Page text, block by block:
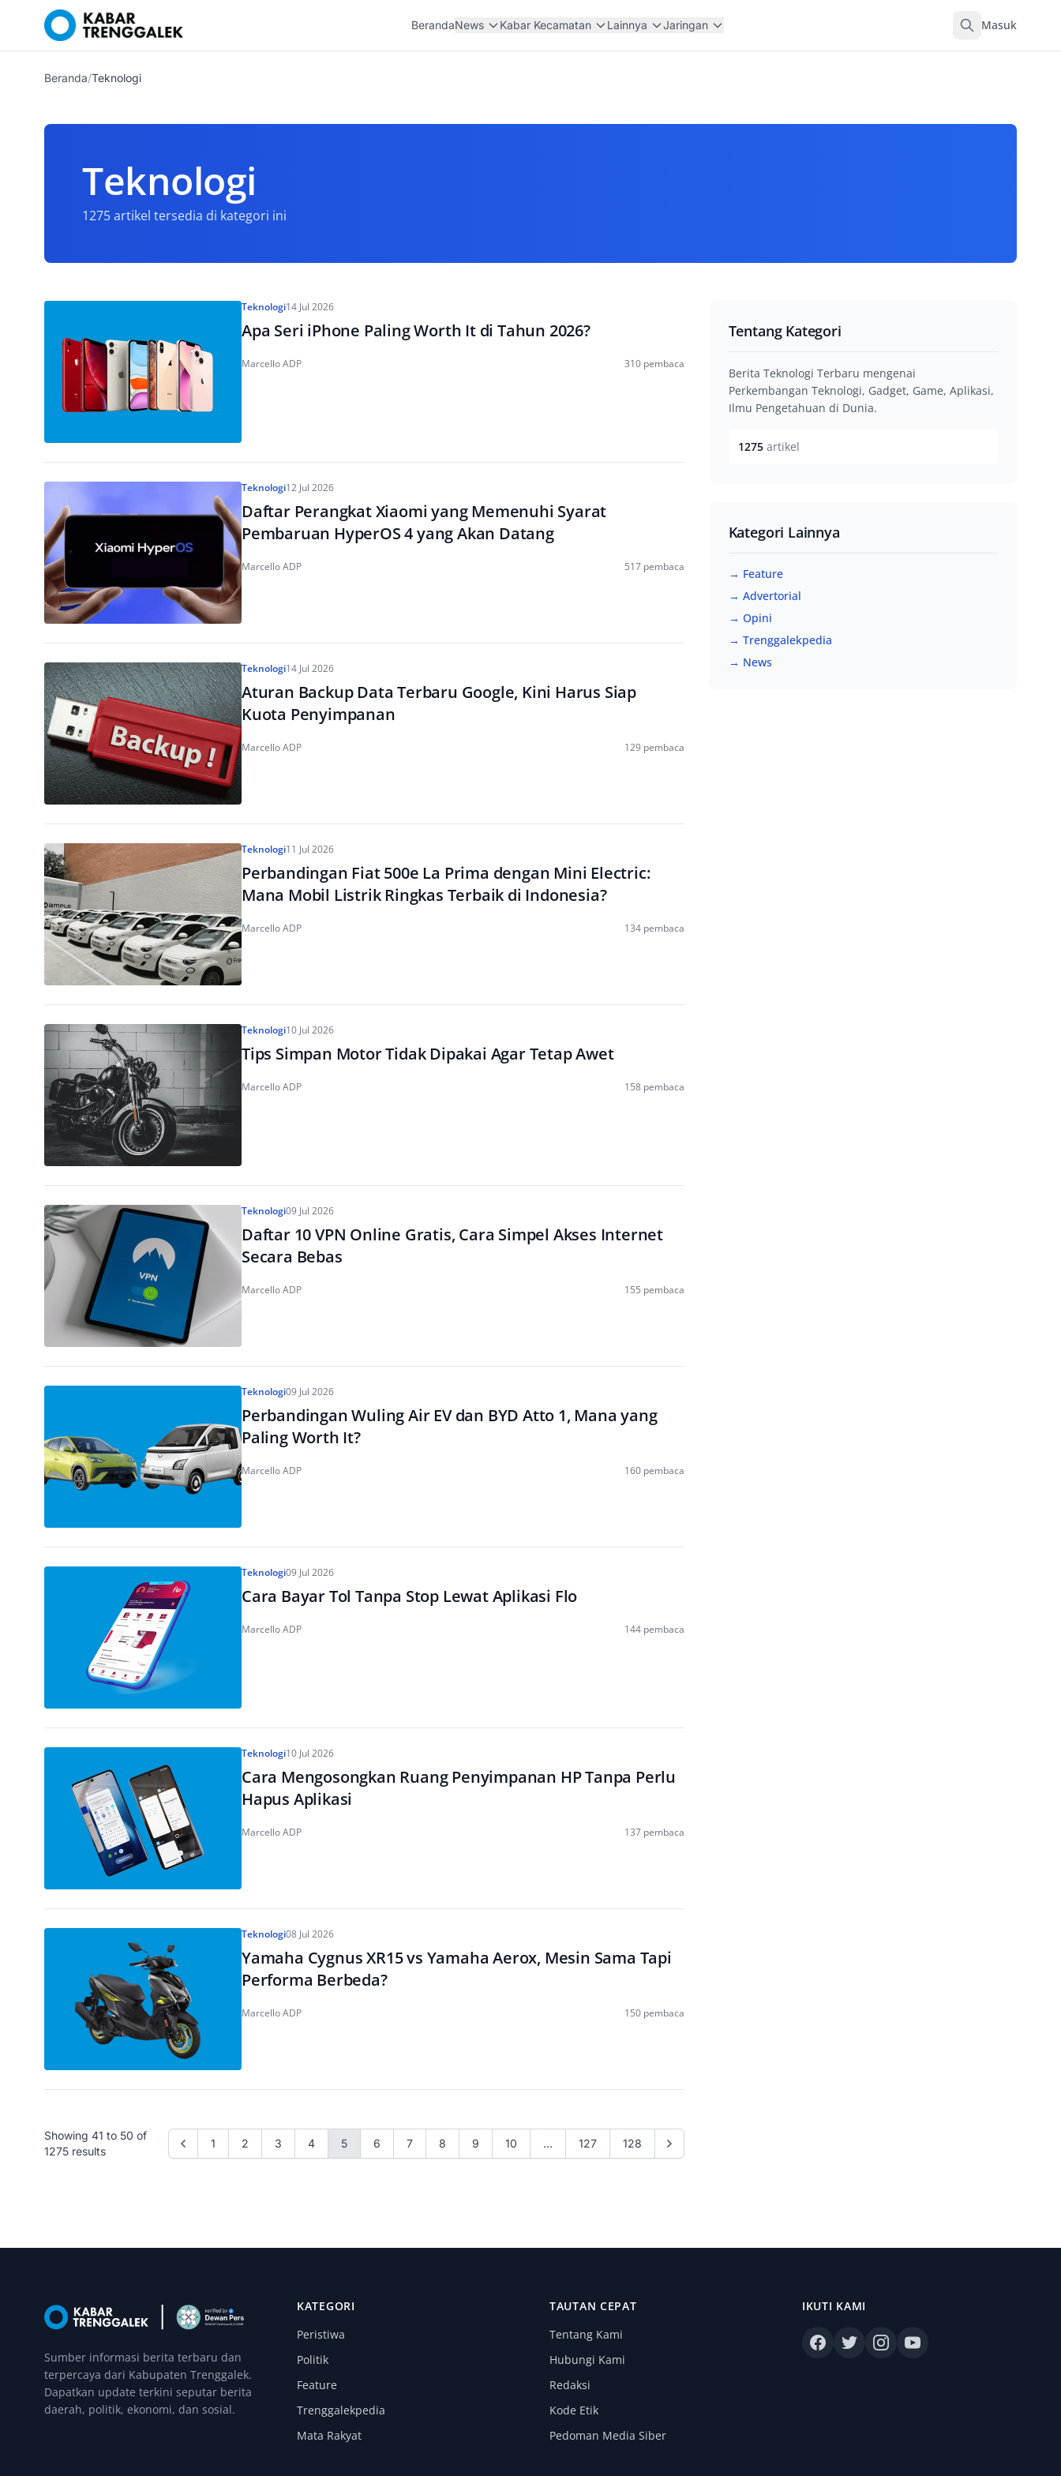
BerandaNews Kabar Kecamatan Lainnya Jaringan Masuk
Beranda/Teknologi
Teknologi
1275 artikel tersedia di kategori ini
Teknologi14 Jul 2026
Apa Seri iPhone Paling Worth It di Tahun 2026?
Marcello ADP 310 pembaca
Teknologi12 Jul 2026
Daftar Perangkat Xiaomi yang Memenuhi Syarat
Pembaruan HyperOS 4 yang Akan Datang
Marcello ADP 517 pembaca
Teknologi14 Jul 2026
Aturan Backup Data Terbaru Google, Kini Harus Siap
Kuota Penyimpanan
Marcello ADP 129 pembaca
Teknologi11 Jul 2026
Perbandingan Fiat 500e La Prima dengan Mini Electric:
Mana Mobil Listrik Ringkas Terbaik di Indonesia?
Marcello ADP 134 pembaca
Teknologi10 Jul 2026
Tips Simpan Motor Tidak Dipakai Agar Tetap Awet
Marcello ADP 158 pembaca
Teknologi09 Jul 2026
Daftar 10 VPN Online Gratis, Cara Simpel Akses Internet
Secara Bebas
Marcello ADP 155 pembaca
Teknologi09 Jul 2026
Perbandingan Wuling Air EV dan BYD Atto 1, Mana yang
Paling Worth It?
Marcello ADP 160 pembaca
Teknologi09 Jul 2026
Cara Bayar Tol Tanpa Stop Lewat Aplikasi Flo
Marcello ADP 144 pembaca
Teknologi10 Jul 2026
Cara Mengosongkan Ruang Penyimpanan HP Tanpa Perlu
Hapus Aplikasi
Marcello ADP 137 pembaca
Teknologi08 Jul 2026
Yamaha Cygnus XR15 vs Yamaha Aerox, Mesin Sama Tapi
Performa Berbeda?
Marcello ADP 150 pembaca
Showing 41 to 50 of
1275 results
1 2 3 4 5 6 7 8 9 10 ... 127 128
Tentang Kategori
Berita Teknologi Terbaru mengenai
Perkembangan Teknologi, Gadget, Game, Aplikasi,
Ilmu Pengetahuan di Dunia.
1275artikel
Kategori Lainnya
→ Feature
→ Advertorial
→ Opini
→ Trenggalekpedia
→ News
Sumber informasi berita terbaru dan
terpercaya dari Kabupaten Trenggalek.
Dapatkan update terkini seputar berita
daerah, politik, ekonomi, dan sosial.
KATEGORI
Peristiwa
Politik
Feature
Trenggalekpedia
Mata Rakyat
TAUTAN CEPAT
Tentang Kami
Hubungi Kami
Redaksi
Kode Etik
Pedoman Media Siber
IKUTI KAMI